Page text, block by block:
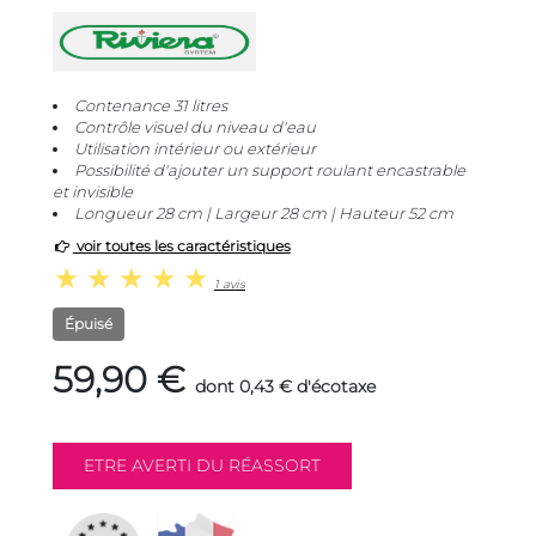
Contenance 31 litres
Contrôle visuel du niveau d'eau
Utilisation intérieur ou extérieur
Possibilité d'ajouter un support roulant encastrable
et invisible
Longueur 28 cm | Largeur 28 cm | Hauteur 52 cm
voir toutes les caractéristiques
1 avis
Épuisé
59,90 € dont 0,43 € d'écotaxe